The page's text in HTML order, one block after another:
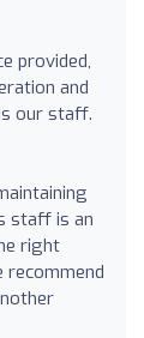
provided,
and
our staff.
staff is an
right
recommend